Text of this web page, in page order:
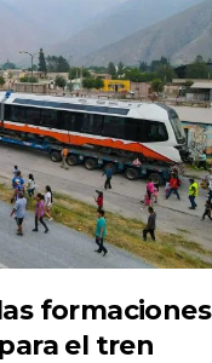
formaciones
el tren